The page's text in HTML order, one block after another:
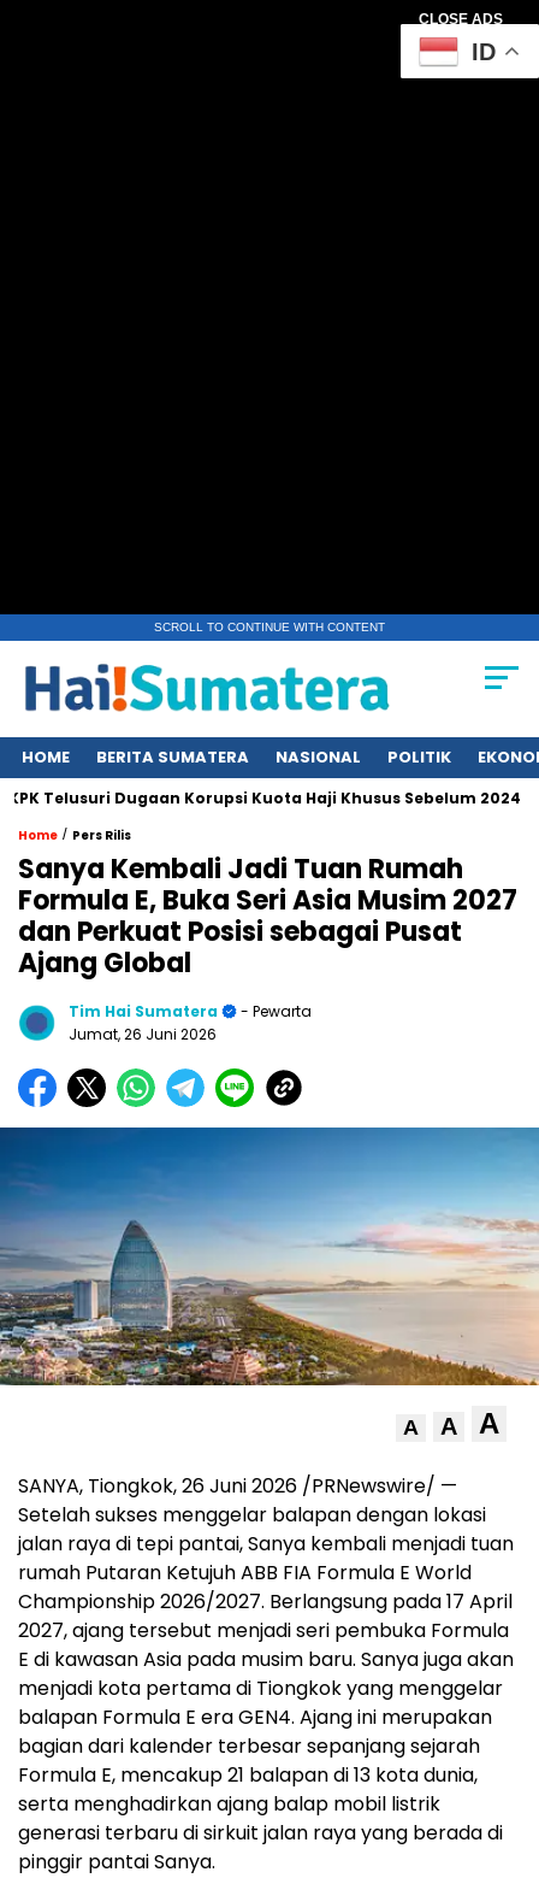
CLOSE ADS
SCROLL TO CONTINUE WITH CONTENT
HOME BERITA SUMATERA NASIONAL POLITIK
Dugaan Korupsi Kuota Haji Khusus Sebelum 2024
Home / Pers Rilis
Sanya Kembali Jadi Tuan Rumah
Formula E, Buka Seri Asia Musim 2027
dan Perkuat Posisi sebagai Pusat
Ajang Global
Tim Hai Sumatera
- Pewarta
Jumat, 26 Juni 2026
A A A
SANYA, Tiongkok, 26 Juni 2026 /PRNewswire/ —
Setelah sukses menggelar balapan dengan lokasi
jalan raya di tepi pantai, Sanya kembali menjadi tuan
rumah Putaran Ketujuh ABB FIA Formula E World
Championship 2026/2027. Berlangsung pada 17 April
2027, ajang tersebut menjadi seri pembuka Formula
E di kawasan Asia pada musim baru. Sanya juga akan
menjadi kota pertama di Tiongkok yang menggelar
balapan Formula E era GEN4. Ajang ini merupakan
bagian dari kalender terbesar sepanjang sejarah
Formula E, mencakup 21 balapan di 13 kota dunia,
serta menghadirkan ajang balap mobil listrik
generasi terbaru di sirkuit jalan raya yang berada di
pinggir pantai Sanya.
ID